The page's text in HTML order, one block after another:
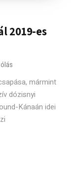
2019-es
mármint
dózisnyi
Kánaán idei